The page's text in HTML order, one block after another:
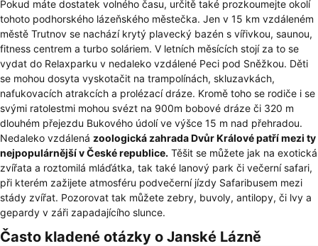
Pokud máte dostatek volného času, určitě také prozkoumejte okolí
tohoto podhorského lázeňského městečka. Jen v 15 km vzdáleném
městě Trutnov se nachází krytý plavecký bazén s vířivkou, saunou,
fitness centrem a turbo soláriem. V letních měsících stojí za to se
vydat do Relaxparku v nedaleko vzdálené Peci pod Sněžkou. Děti
se mohou dosyta vyskotačit na trampolínách, skluzavkách,
nafukovacích atrakcích a prolézací dráze. Kromě toho se rodiče i se
svými ratolestmi mohou svézt na 900m bobové dráze či 320 m
dlouhém přejezdu Bukového údolí ve výšce 15 m nad přehradou.
Nedaleko vzdálená zoologická zahrada Dvůr Králové patří mezi ty
nejpopulárnější v České republice. Těšit se můžete jak na exotická
zvířata a roztomilá mláďátka, tak také lanový park či večerní safari,
při kterém zažijete atmosféru podvečerní jízdy Safaribusem mezi
stády zvířat. Pozorovat tak můžete zebry, buvoly, antilopy, či lvy a
gepardy v záři zapadajícího slunce.
Často kladené otázky o Janské Lázně